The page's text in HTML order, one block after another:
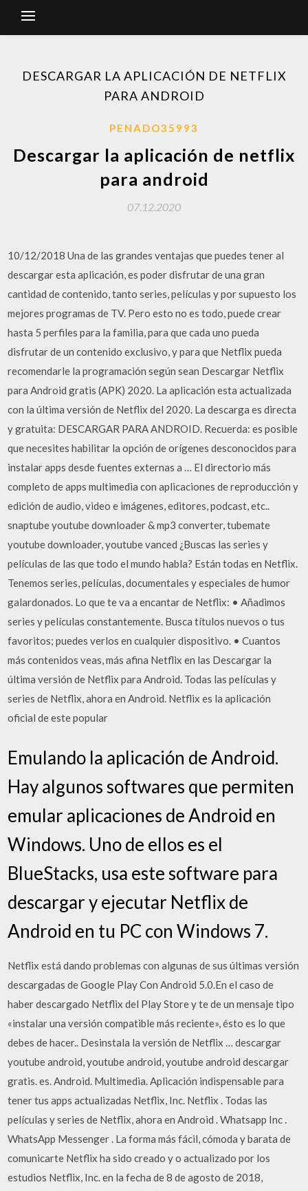
DESCARGAR LA APLICACIÓN DE NETFLIX
PARA ANDROID
PENADO35993
Descargar la aplicación de netflix
para android
07.12.2020
10/12/2018 Una de las grandes ventajas que puedes tener al
descargar esta aplicación, es poder disfrutar de una gran
cantidad de contenido, tanto series, películas y por supuesto los
mejores programas de TV. Pero esto no es todo, puede crear
hasta 5 perfiles para la familia, para que cada uno pueda
disfrutar de un contenido exclusivo, y para que Netflix pueda
recomendarle la programación según sean Descargar Netflix
para Android gratis (APK) 2020. La aplicación esta actualizada
con la última versión de Netflix del 2020. La descarga es directa
y gratuita: DESCARGAR PARA ANDROID. Recuerda: es posible
que necesites habilitar la opción de orígenes desconocidos para
instalar apps desde fuentes externas a … El directorio más
completo de apps multimedia con aplicaciones de reproducción y
edición de audio, video e imágenes, editores, podcast, etc..
snaptube youtube downloader & mp3 converter, tubemate
youtube downloader, youtube vanced ¿Buscas las series y
películas de las que todo el mundo habla? Están todas en Netflix.
Tenemos series, películas, documentales y especiales de humor
galardonados. Lo que te va a encantar de Netflix: • Añadimos
series y películas constantemente. Busca títulos nuevos o tus
favoritos; puedes verlos en cualquier dispositivo. • Cuantos
más contenidos veas, más afina Netflix en las Descargar la
última versión de Netflix para Android. Todas las películas y
series de Netflix, ahora en Android. Netflix es la aplicación
oficial de este popular
Emulando la aplicación de Android.
Hay algunos softwares que permiten
emular aplicaciones de Android en
Windows. Uno de ellos es el
BlueStacks, usa este software para
descargar y ejecutar Netflix de
Android en tu PC con Windows 7.
Netflix está dando problemas con algunas de sus últimas versión
descargadas de Google Play Con Android 5.0.En el caso de
haber descargado Netflix del Play Store y te de un mensaje tipo
«instalar una versión compatible más reciente», ésto es lo que
debes de hacer.. Desinstala la versión de Netflix … descargar
youtube android, youtube android, youtube android descargar
gratis. es. Android. Multimedia. Aplicación indispensable para
tener tus apps actualizadas Netflix, Inc. Netflix . Todas las
películas y series de Netflix, ahora en Android . Whatsapp Inc .
WhatsApp Messenger . La forma más fácil, cómoda y barata de
comunicarte Netflix ha sido creado y o actualizado por los
estudios Netflix, Inc. en la fecha de 8 de agosto de 2018,